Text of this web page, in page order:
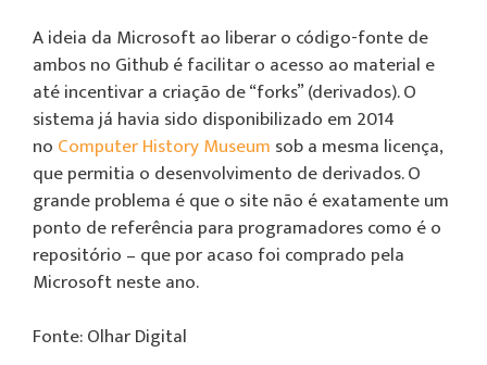
A ideia da Microsoft ao liberar o código-fonte de
ambos no Github é facilitar o acesso ao material e
até incentivar a criação de “forks” (derivados). O
sistema já havia sido disponibilizado em 2014
no Computer History Museum sob a mesma licença,
que permitia o desenvolvimento de derivados. O
grande problema é que o site não é exatamente um
ponto de referência para programadores como é o
repositório – que por acaso foi comprado pela
Microsoft neste ano.
Fonte: Olhar Digital